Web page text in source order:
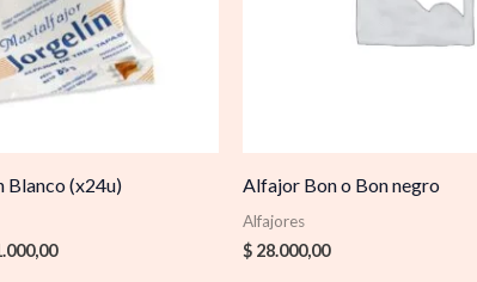
Blanco (x24u) Alfajor Bon o Bon negro
Alfajores
$ 28.000,00